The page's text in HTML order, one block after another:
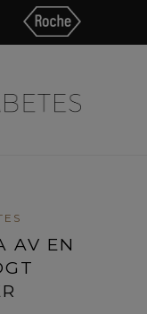
AV EN